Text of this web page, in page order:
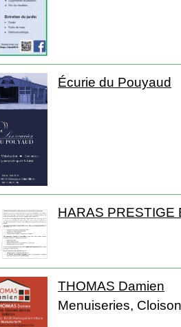
Écurie du Pouyaud
HARAS PRESTIGE
THOMAS Damien
Menuiseries,